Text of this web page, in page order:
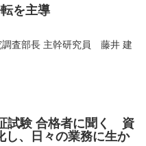
を主導
調査部長 主幹研究員 藤井 建
試験 合格者に聞く 資
し、日々の業務に生か